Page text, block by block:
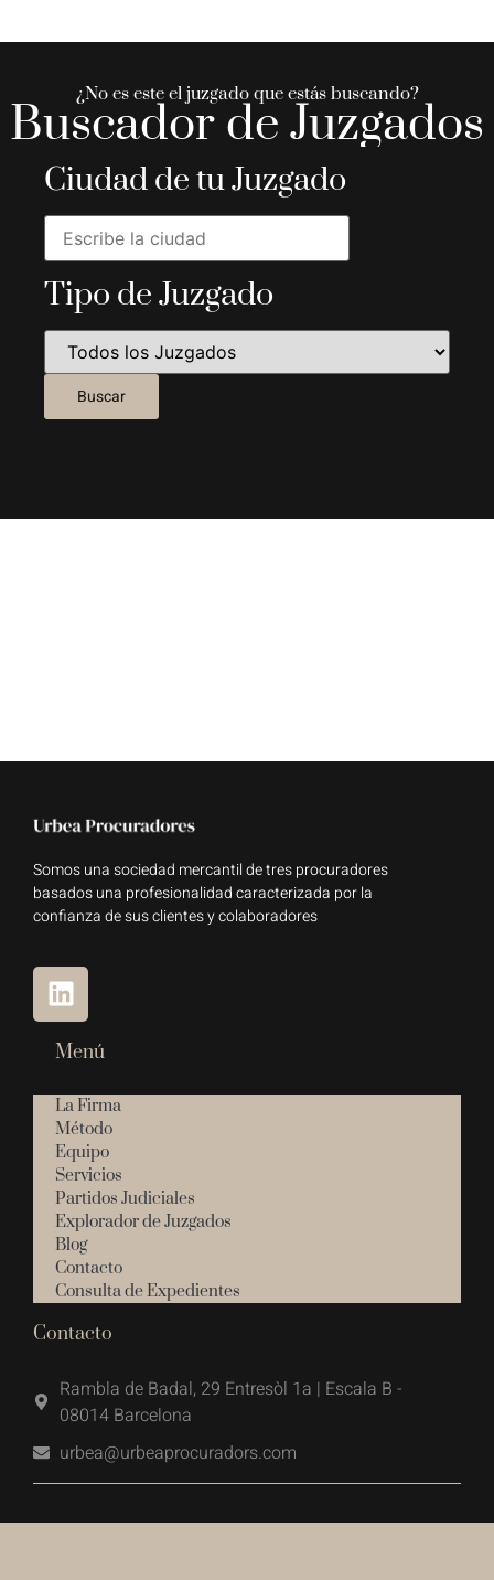
¿No es este el juzgado que estás buscando?
Buscador de Juzgados
Ciudad de tu Juzgado
Tipo de Juzgado
Somos una sociedad mercantil de tres procuradores
basados una profesionalidad caracterizada por la
confianza de sus clientes y colaboradores
Menú
La Firma
Método
Equipo
Servicios
Partidos Judiciales
Explorador de Juzgados
Blog
Contacto
Consulta de Expedientes
Contacto
Rambla de Badal, 29 Entresòl 1a | Escala B -
08014 Barcelona
urbea@urbeaprocuradors.com